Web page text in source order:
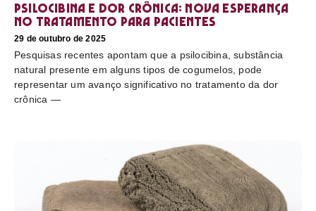
Psilocibina e dor crônica: nova esperança
no tratamento para pacientes
29 de outubro de 2025
Pesquisas recentes apontam que a psilocibina, substância
natural presente em alguns tipos de cogumelos, pode
representar um avanço significativo no tratamento da dor
crônica —